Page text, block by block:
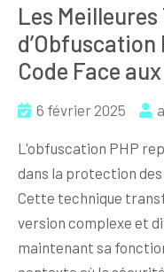
Les
d’Obfuscation
Code Face
6 février 2025
L'obfuscation PHP
dans la protection
Cette technique
version complexe et
maintenant sa